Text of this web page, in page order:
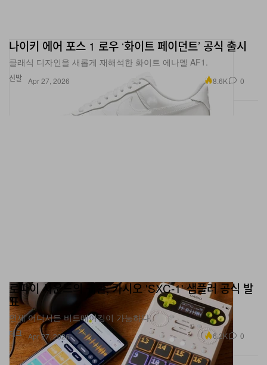
신발
나이키 에어 포스 1 로우 ‘화이트 페이던트’ 공식 출시
클래식 디자인을 새롭게 재해석한 화이트 에나멜 AF1.
Apr 27, 2026 8.6K 0
테크
로파이 사운드의 귀환, 카시오 'SXC-1' 샘플러 공식 발
표
언제 어디서든 비트메이킹이 가능하다.
Apr 27, 2026 6.2K 0